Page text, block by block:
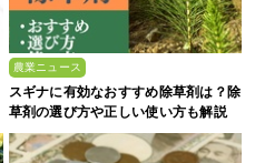
農業ニュース
スギナに有効なおすすめ除草剤は？除
草剤の選び方や正しい使い方も解説